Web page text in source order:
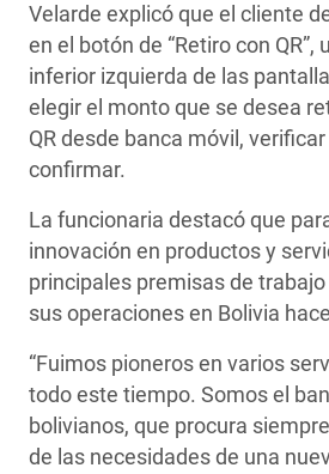
Velarde explicó que el cliente
en el botón de “Retiro con QR”,
inferior izquierda de las
elegir el monto que se desea
QR desde banca móvil,
confirmar.
La funcionaria destacó que
innovación en productos y
principales premisas de
sus operaciones en Bolivia
“Fuimos pioneros en varios
todo este tiempo. Somos el
bolivianos, que procura
de las necesidades de una